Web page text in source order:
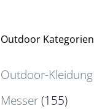
Outdoor Kategorien
Outdoor-Kleidung
Messer(155)